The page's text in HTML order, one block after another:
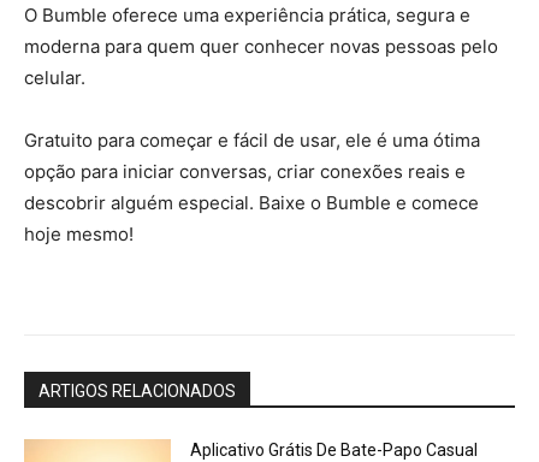
O Bumble oferece uma experiência prática, segura e
moderna para quem quer conhecer novas pessoas pelo
celular.
Gratuito para começar e fácil de usar, ele é uma ótima
opção para iniciar conversas, criar conexões reais e
descobrir alguém especial. Baixe o Bumble e comece
hoje mesmo!
ARTIGOS RELACIONADOS
Aplicativo Grátis De Bate-Papo Casual